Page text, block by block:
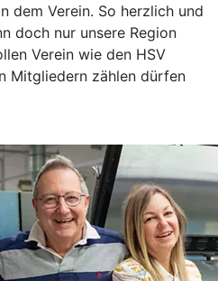
dem Verein. So herzlich und
doch nur unsere Region
Verein wie den HSV
Mitgliedern zählen dürfen